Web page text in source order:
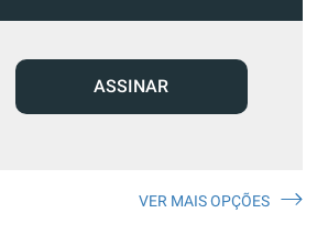
ASSINAR
VER MAIS OPÇÕES